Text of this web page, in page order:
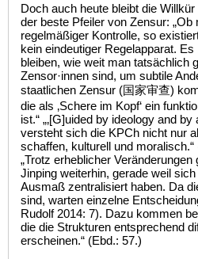
Doch auch heute bleibt die
der beste Pfeiler von Zensur:
regelmäßiger Kontrolle, so
kein eindeutiger Regelapparat.
bleiben, wie weit man tatsächlich
Zensor·innen sind, um subtile
staatlichen Zensur (国家审查)
die als ‚Schere im Kopf‘ ein
ist.“ „‚[G]uided by ideology and
versteht sich die KPCh nicht nur
schaffen, kulturell und
„Trotz erheblicher
Jinping weiterhin, gerade weil
Ausmaß zentralisiert haben. Da
sind, warten einzelne
Rudolf 2014: 7). Dazu kommen
die die Strukturen entsprechend
erscheinen.“ (Ebd.: 57.)